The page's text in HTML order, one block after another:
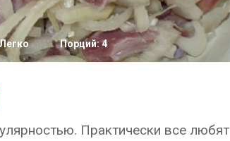
Порций: 4
Практически все любят